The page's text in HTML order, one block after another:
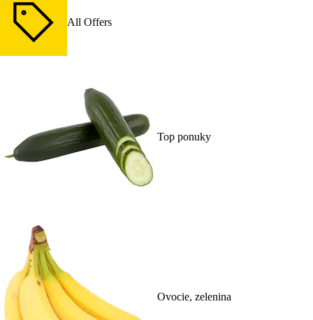
All Offers
Top ponuky
Ovocie, zelenina